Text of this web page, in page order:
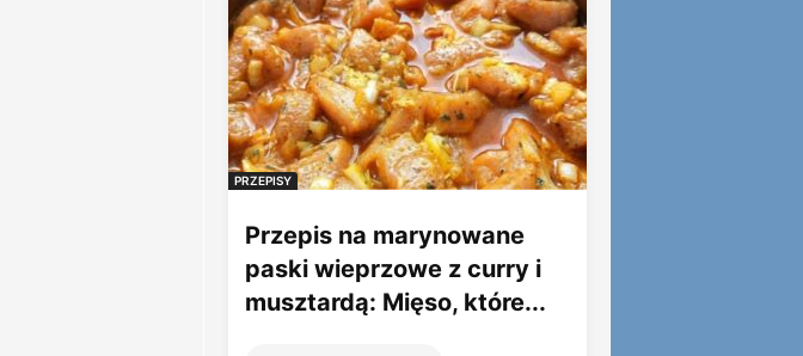
PRZEPISY
Przepis na marynowane
paski wieprzowe z curry i
musztardą: Mięso, które...